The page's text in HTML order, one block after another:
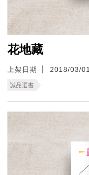
花地藏
上架日期 2018/03/01
誠品選書